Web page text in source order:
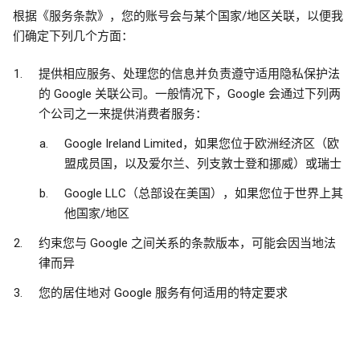
根据《服务条款》，您的账号会与某个国家/地区关联，以便我
们确定下列几个方面：
提供相应服务、处理您的信息并负责遵守适用隐私保护法
的 Google 关联公司。一般情况下，Google 会通过下列两
个公司之一来提供消费者服务：
Google Ireland Limited，如果您位于欧洲经济区（欧
盟成员国，以及爱尔兰、列支敦士登和挪威）或瑞士
Google LLC（总部设在美国），如果您位于世界上其
他国家/地区
约束您与 Google 之间关系的条款版本，可能会因当地法
律而异
您的居住地对 Google 服务有何适用的特定要求